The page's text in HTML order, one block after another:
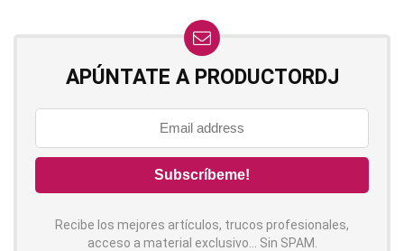
APÚNTATE A PRODUCTORDJ
Recibe los mejores artículos, trucos profesionales,
acceso a material exclusivo... Sin SPAM.